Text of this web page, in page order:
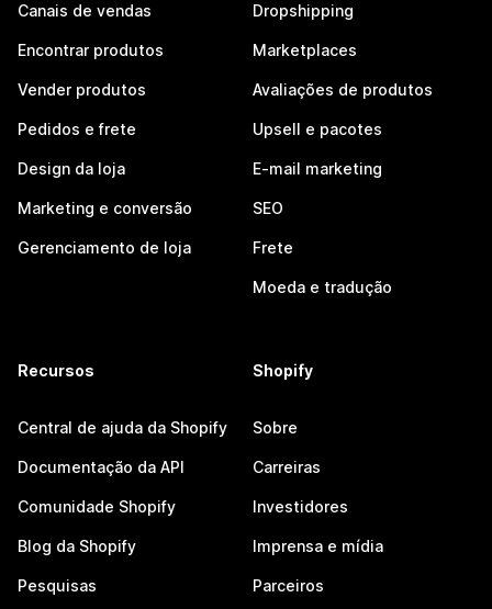
Canais de vendas
Encontrar produtos
Vender produtos
Pedidos e frete
Design da loja
Marketing e conversão
Gerenciamento de loja
Dropshipping
Marketplaces
Avaliações de produtos
Upsell e pacotes
E-mail marketing
SEO
Frete
Moeda e tradução
Recursos
Central de ajuda da Shopify
Documentação da API
Comunidade Shopify
Blog da Shopify
Pesquisas
Shopify
Sobre
Carreiras
Investidores
Imprensa e mídia
Parceiros